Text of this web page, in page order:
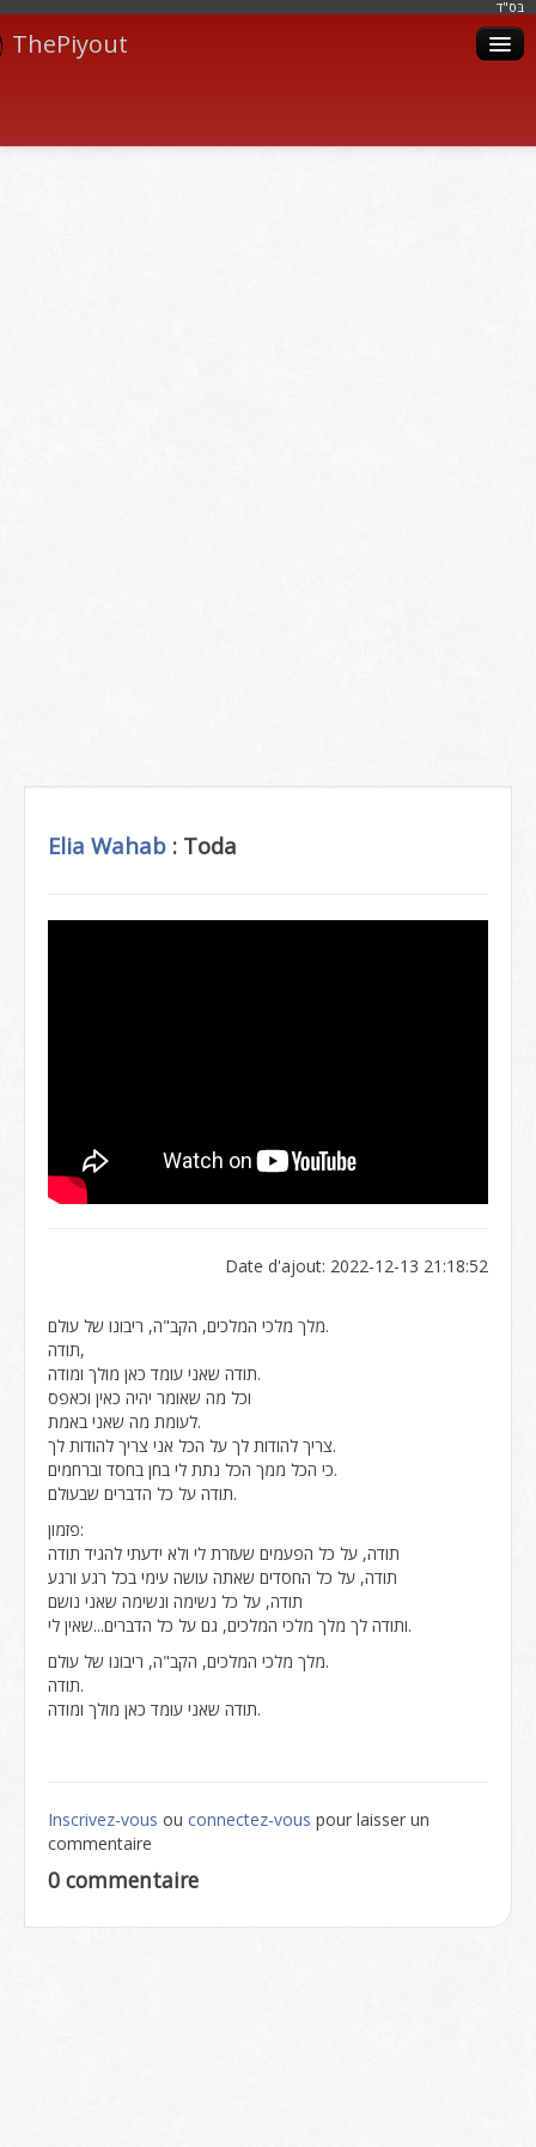
בּס"ד
ThePiyout
Elia Wahab : Toda
Date d'ajout: 2022-12-13 21:18:52
מלך מלכי המלכים, הקב"ה, ריבונו של עולם.
תודה,
תודה שאני עומד כאן מולך ומודה.
וכל מה שאומר יהיה כאין וכאפס
לעומת מה שאני באמת.
צריך להודות לך על הכל אני צריך להודות לך.
כי הכל ממך הכל נתת לי בחן בחסד וברחמים.
תודה על כל הדברים שבעולם.
פזמון:
תודה, על כל הפעמים שעזרת לי ולא ידעתי להגיד תודה
תודה, על כל החסדים שאתה עושה עימי בכל רגע ורגע
תודה, על כל נשימה ונשימה שאני נושם
ותודה לך מלך מלכי המלכים, גם על כל הדברים...שאין לי.
מלך מלכי המלכים, הקב"ה, ריבונו של עולם.
תודה.
תודה שאני עומד כאן מולך ומודה.
Inscrivez-vous ou connectez-vous pour laisser un
commentaire
0 commentaire